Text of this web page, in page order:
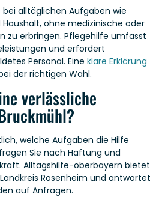
alltäglichen Aufgaben wie
ohne medizinische oder
zu erbringen. Pflegehilfe umfasst
und erfordert
Personal. Eine klare Erklärung
der richtigen Wahl.
verlässliche
welche Aufgaben die Hilfe
Sie nach Haftung und
Alltagshilfe-oberbayern bietet
Rosenheim und antwortet
auf Anfragen.